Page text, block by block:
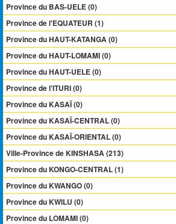
Province du BAS-UELE (0)
Province de l'EQUATEUR (1)
Province du HAUT-KATANGA (0)
Province du HAUT-LOMAMI (0)
Province du HAUT-UELE (0)
Province de l'ITURI (0)
Province du KASAÏ (0)
Province du KASAÏ-CENTRAL (0)
Province du KASAÏ-ORIENTAL (0)
Ville-Province de KINSHASA (213)
Province du KONGO-CENTRAL (1)
Province du KWANGO (0)
Province du KWILU (0)
Province du LOMAMI (0)